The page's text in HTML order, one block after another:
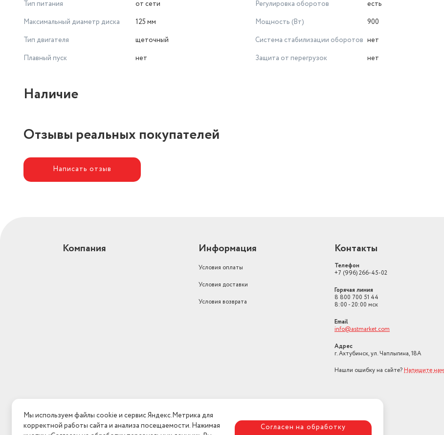
Тип питания
от сети
Максимальный диаметр диска
125 мм
Тип двигателя
щеточный
Плавный пуск
нет
Регулировка оборотов
есть
Мощность (Вт)
900
Система стабилизации оборотов нет
Защита от перегрузок
нет
Наличие
Отзывы реальных покупателей
Написать отзыв
Компания Информация
Условия оплаты
Условия доставки
Условия возврата
Контакты
Телефон
+7 (996) 266-45-02
Горячая линия
8 800 700 51 44
8:00 - 20:00 мск
Email
info@astmarket.com
Адрес
г. Ахтубинск, ул. Чаплыгина, 18А
Нашли ошибку на сайте? Напишите нам
Мы используем файлы cookie и сервис Яндекс.Метрика для
корректной работы сайта и анализа посещаемости. Нажимая
Согласен на обработку